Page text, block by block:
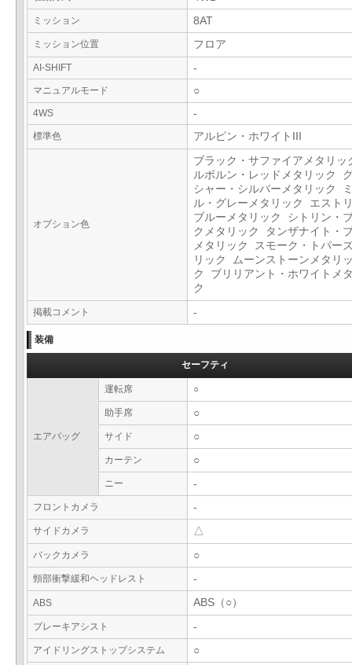
ミッション 8AT
ミッション位置 フロア
AI-SHIFT -
マニュアルモード ○
4WS -
標準色 アルピン・ホワイトIII
オプション色
ブラック・サファイアメタリ
ルボルン・レッドメタリック
シャー・シルバーメタリック
ル・グレーメタリック エスト
ブルーメタリック シトリン・
クメタリック タンザナイト・
メタリック スモーク・トパー
リック ムーンストーンメタリ
ク ブリリアント・ホワイトメ
ク
掲載コメント -
装備
セーフティ
エアバッグ
運転席 ○
助手席 ○
サイド ○
カーテン ○
ニー -
フロントカメラ -
サイドカメラ △
バックカメラ ○
頸部衝撃緩和ヘッドレスト -
ABS ABS（○）
ブレーキアシスト -
アイドリングストップシステム ○